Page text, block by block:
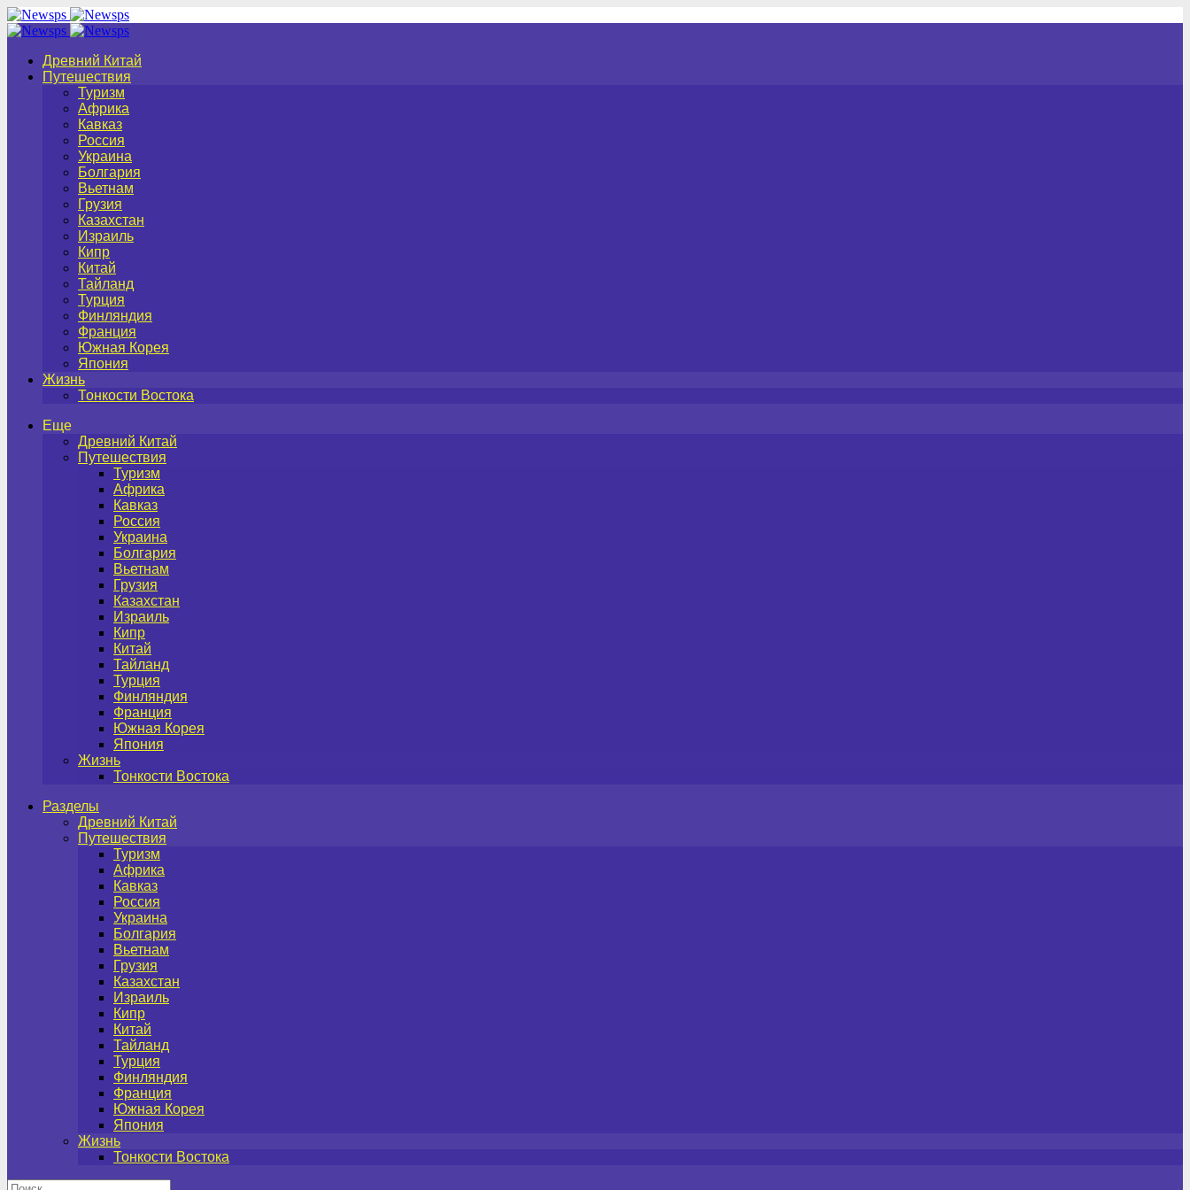
Древний Китай
Путешествия
Туризм
Африка
Кавказ
Россия
Украина
Болгария
Вьетнам
Грузия
Казахстан
Израиль
Кипр
Китай
Тайланд
Турция
Финляндия
Франция
Южная Корея
Япония
Жизнь
Тонкости Востока
Еще
Древний Китай
Путешествия
Туризм
Африка
Кавказ
Россия
Украина
Болгария
Вьетнам
Грузия
Казахстан
Израиль
Кипр
Китай
Тайланд
Турция
Финляндия
Франция
Южная Корея
Япония
Жизнь
Тонкости Востока
Разделы
Древний Китай
Путешествия
Туризм
Африка
Кавказ
Россия
Украина
Болгария
Вьетнам
Грузия
Казахстан
Израиль
Кипр
Китай
Тайланд
Турция
Финляндия
Франция
Южная Корея
Япония
Жизнь
Тонкости Востока